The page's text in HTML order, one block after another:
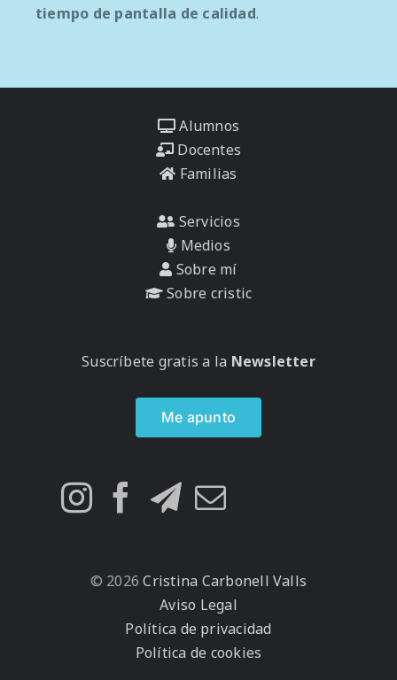
tiempo de pantalla de calidad.
Alumnos
Docentes
Familias
Servicios
Medios
Sobre mí
Sobre cristic
Suscríbete gratis a la Newsletter
Me apunto
© 2026 Cristina Carbonell Valls
Aviso Legal
Política de privacidad
Política de cookies